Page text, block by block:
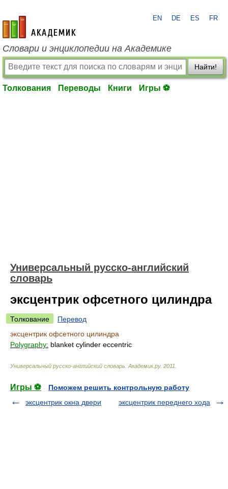
academic.ru
EN DE ES FR
Словари и энциклопедии на Академике
Найти!
Толкования Переводы Книги Игры ⚽
Универсальный русско-английский
словарь
эксцентрик офсетного цилиндра
Толкование
Перевод
эксцентрик офсетного цилиндра
Polygraphy: blanket cylinder eccentric
Универсальный русско-английский словарь Академик.ру. 2011
Игры ⚽
Поможем решить контрольную работу
эксцентрик окна двери
эксцентрик переднего хода